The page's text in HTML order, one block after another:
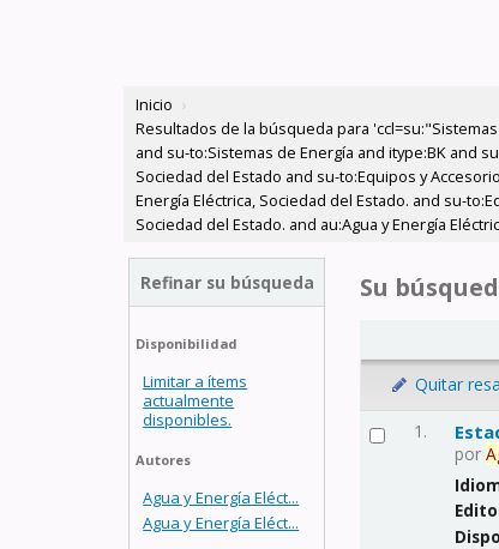
Inicio ›
Resultados de la búsqueda para
and su-to:Sistemas de Energía and itype:BK and
Sociedad del Estado and su-to:Equipos y
Energía Eléctrica, Sociedad del Estado. and su-
Sociedad del Estado. and au:Agua y Energía
Refinar su búsqueda
Disponibilidad
Limitar a ítems
actualmente
disponibles.
Autores
Agua y Energía Eléct...
Agua y Energía Eléct...
Su
Quitar
1.
por